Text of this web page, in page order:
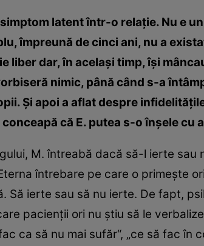
latent într-o relaţie. Nu e
împreună de cinci ani, nu a
liber dar, în acelaşi timp, îşi
nimic, până când s-a
Şi apoi a aflat despre
conceapă că E. putea s-o înşele cu
M. întreabă dacă să-l ierte
întrebare pe care o primeşte
Să ierte sau să nu ierte. De fapt,
pacienţii ori nu ştiu să le
ca să nu mai sufăr“, „ce să fac